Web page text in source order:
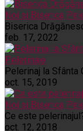
Noi și Biserica
Biserica
feb. 17, 2022
Pelerinaje
Pelerinaj la Sfânta
oct. 15, 2019
Noi și Biserica
Ce este
oct. 12, 2018